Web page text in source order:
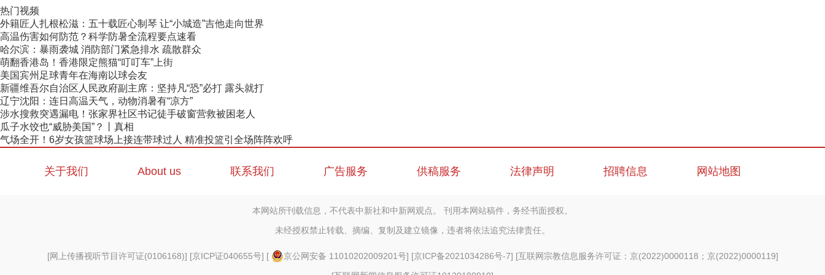
热门视频
外籍匠人扎根松滋：五十载匠心制琴 让“小城造”吉他走向世界
高温伤害如何防范？科学防暑全流程要点速看
哈尔滨：暴雨袭城 消防部门紧急排水 疏散群众
萌翻香港岛！香港限定熊猫“叮叮车”上街
美国宾州足球青年在海南以球会友
新疆维吾尔自治区人民政府副主席：坚持凡“恐”必打 露头就打
辽宁沈阳：连日高温天气，动物消暑有“凉方”
涉水搜救突遇漏电！张家界社区书记徒手破窗营救被困老人
瓜子水饺也“威胁美国”？丨真相
气场全开！6岁女孩篮球场上接连带球过人 精准投篮引全场阵阵欢呼
关于我们 About us 联系我们 广告服务 供稿服务 法律声明 招聘信息 网站地图
本网站所刊载信息，不代表中新社和中新网观点。 刊用本网站稿件，务经书面授权。
未经授权禁止转载、摘编、复制及建立镜像，违者将依法追究法律责任。
[网上传播视听节目许可证(0106168)] [京ICP证040655号] [ 京公网安备 11010202009201号] [京ICP备2021034286号-7] [互联网宗教信息服务许可证：京(2022)0000118；京(2022)0000119]